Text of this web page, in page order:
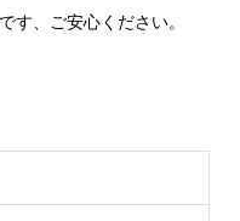
す、ご安心ください。